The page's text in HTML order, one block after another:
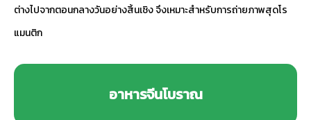
ต่างไปจากตอนกลางวันอย่างสิ้นเชิง จึงเหมาะสำหรับการถ่ายภาพสุดโร
แมนติก
อาหารจีนโบราณ